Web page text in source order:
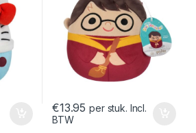
€13.95 per stuk. Incl.
BTW